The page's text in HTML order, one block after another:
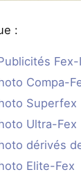
:
Fex-
Compa-
Superfex
Ultra-Fex
dérivés
Elite-Fex